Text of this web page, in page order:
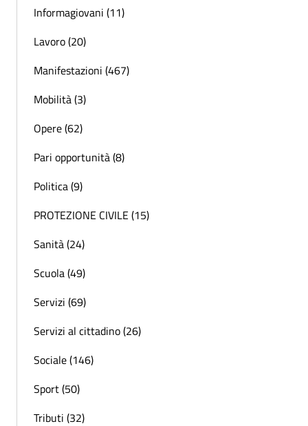
Informagiovani (11)
Lavoro (20)
Manifestazioni (467)
Mobilità (3)
Opere (62)
Pari opportunità (8)
Politica (9)
PROTEZIONE CIVILE (15)
Sanità (24)
Scuola (49)
Servizi (69)
Servizi al cittadino (26)
Sociale (146)
Sport (50)
Tributi (32)